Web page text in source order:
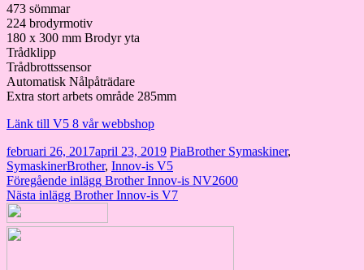
473 sömmar
224 brodyrmotiv
180 x 300 mm Brodyr yta
Trådklipp
Trådbrottssensor
Automatisk Nålpåträdare
Extra stort arbets område 285mm
Länk till V5 8 vår webbshop
februari 26, 2017april 23, 2019 PiaBrother Symaskiner,
SymaskinerBrother, Innov-is V5
Inläggsnavigering
Föregående inlägg Brother Innov-is NV2600
Nästa inlägg Brother Innov-is V7